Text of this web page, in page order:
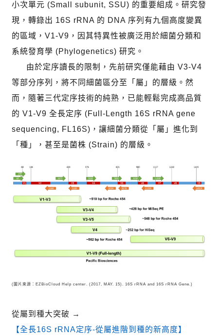
小次單元 (Small subunit, SSU) 的重要組成。研究發
現，轉錄出 16S rRNA 的 DNA 序列有九個高度變異
的區域，V1-V9，因其特異性被廣泛用於細菌分類和
系統發育學 (Phylogenetics) 研究。
由於定序讀長的限制，先前研究僅能藉由 V3-V4
等部分序列，將不同細菌區分至「屬」的層級。然
而，隨著三代定序技術的純熟，已能輕鬆完成高品質
的 V1-V9 全長定序 (Full-Length 16S rRNA gene
sequencing, FL16S)，讓細菌分類從「屬」進化到
「種」，甚至是菌株 (Strain) 的層級。
(圖片來源：EZBioCloud Help center. (2017, MAY. 15). 16S rRNA and 16S rRNA Gene.)
從屬到種大突破 →
【全長16S rRNA定序-從屬進階到種的新高度】